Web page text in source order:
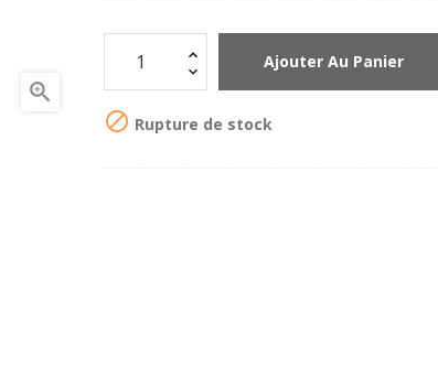

Ajouter Au Panier
 Rupture de stock